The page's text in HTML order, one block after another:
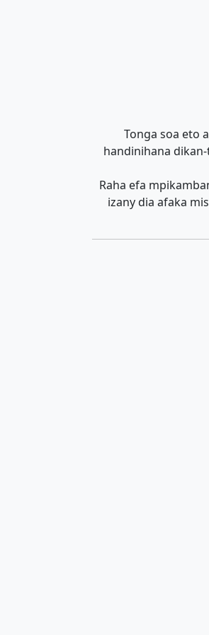
Tonga soa eto
handinihana
Raha efa
izany dia afaka